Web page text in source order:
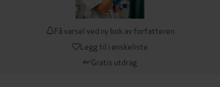
Få varsel ved ny bok av forfatteren
Legg til i ønskeliste
Gratis utdrag